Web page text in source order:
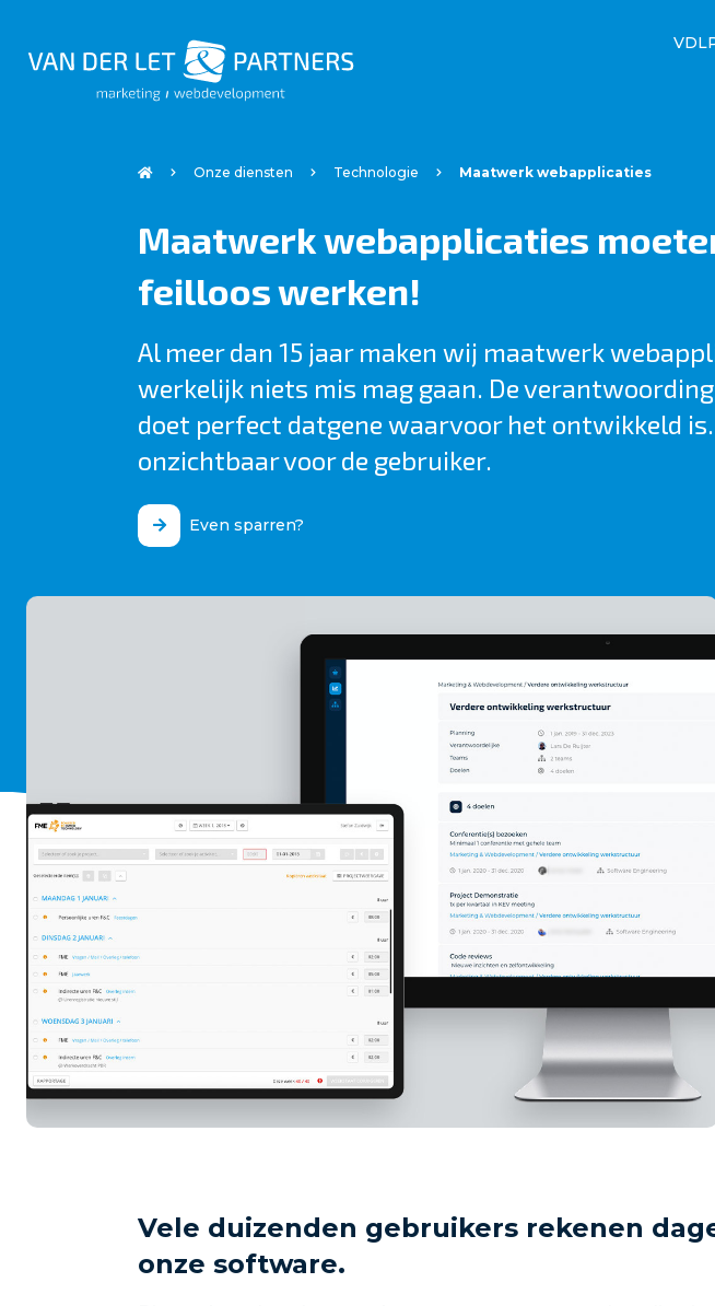
Onze diensten Technologie Maatwerk webapplicaties
Maatwerk webapplicaties
feilloos werken!
Al meer dan 15 jaar maken wij maatwerk
werkelijk niets mis mag gaan. De
doet perfect datgene waarvoor het ontwikkeld
onzichtbaar voor de gebruiker.
Even sparren?
Vele duizenden gebruikers rekenen
onze software.